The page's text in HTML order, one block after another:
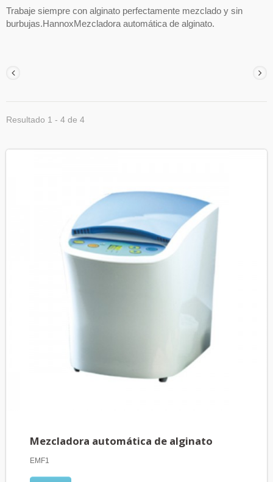
Trabaje siempre con alginato perfectamente mezclado y sin
burbujas.HannoxMezcladora automática de alginato.
Resultado 1 - 4 de 4
Mezcladora automática de alginato
EMF1